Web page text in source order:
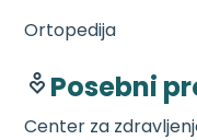
Ortopedija
Posebni
Center za